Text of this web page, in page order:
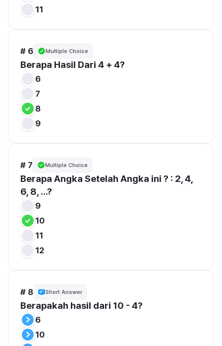
11
# 6 Multiple Choice
Berapa Hasil Dari 4 + 4?
6
7
8
9
# 7 Multiple Choice
Berapa Angka Setelah Angka ini ? : 2, 4,
6, 8, ...?
9
10
11
12
# 8 Short Answer
Berapakah hasil dari 10 - 4?
6
10